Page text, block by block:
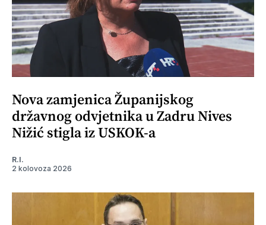
Nova zamjenica Županijskog
državnog odvjetnika u Zadru Nives
Nižić stigla iz USKOK-a
R.I.
2 kolovoza 2026